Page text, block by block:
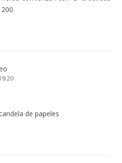
de papeles